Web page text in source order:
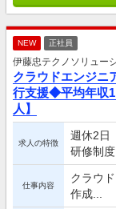
NEW 正社員
伊藤忠テクノソリュー
クラウドエンジニ
行支援◆平均年収
人】
求人の特徴
週休2日
研修制
仕事内容
クラウ
作成...